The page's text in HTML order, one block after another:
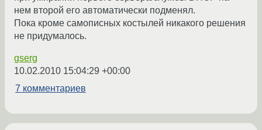
нем второй его автоматически подменял.
Пока кроме самописных костылей никакого решения
не придумалось.
gserg
10.02.2010 15:04:29 +00:00
7 комментариев